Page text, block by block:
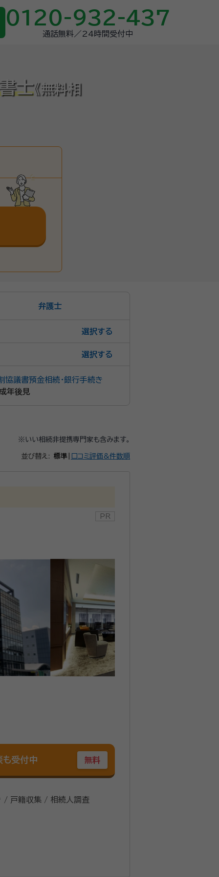
0120-932-437
通話無料／24時間受付中
士《無料相
弁護士
選択
選択
協議書預金相続・銀行手続き
成年後見
※いい相続非提携専門家も含みます。
並び替え: 標準 口コミ評価&件数順
受付中 無料
/ 戸籍収集 / 相続人調査